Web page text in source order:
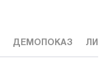
ДЕМОПОКАЗ